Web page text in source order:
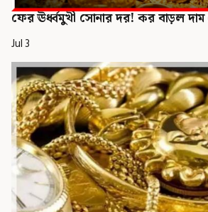
ফের ঊর্ধ্বমুখী সোনার দর! কর বাড়ল
Jul 3